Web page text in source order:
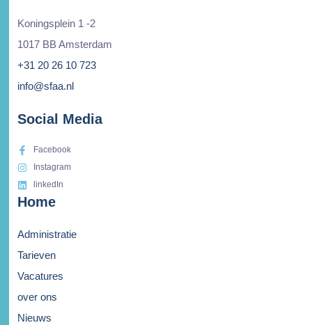
Koningsplein 1 -2
1017 BB Amsterdam
+31 20 26 10 723
info@sfaa.nl
Social Media
Facebook
Instagram
linkedIn
Home
Administratie
Tarieven
Vacatures
over ons
Nieuws